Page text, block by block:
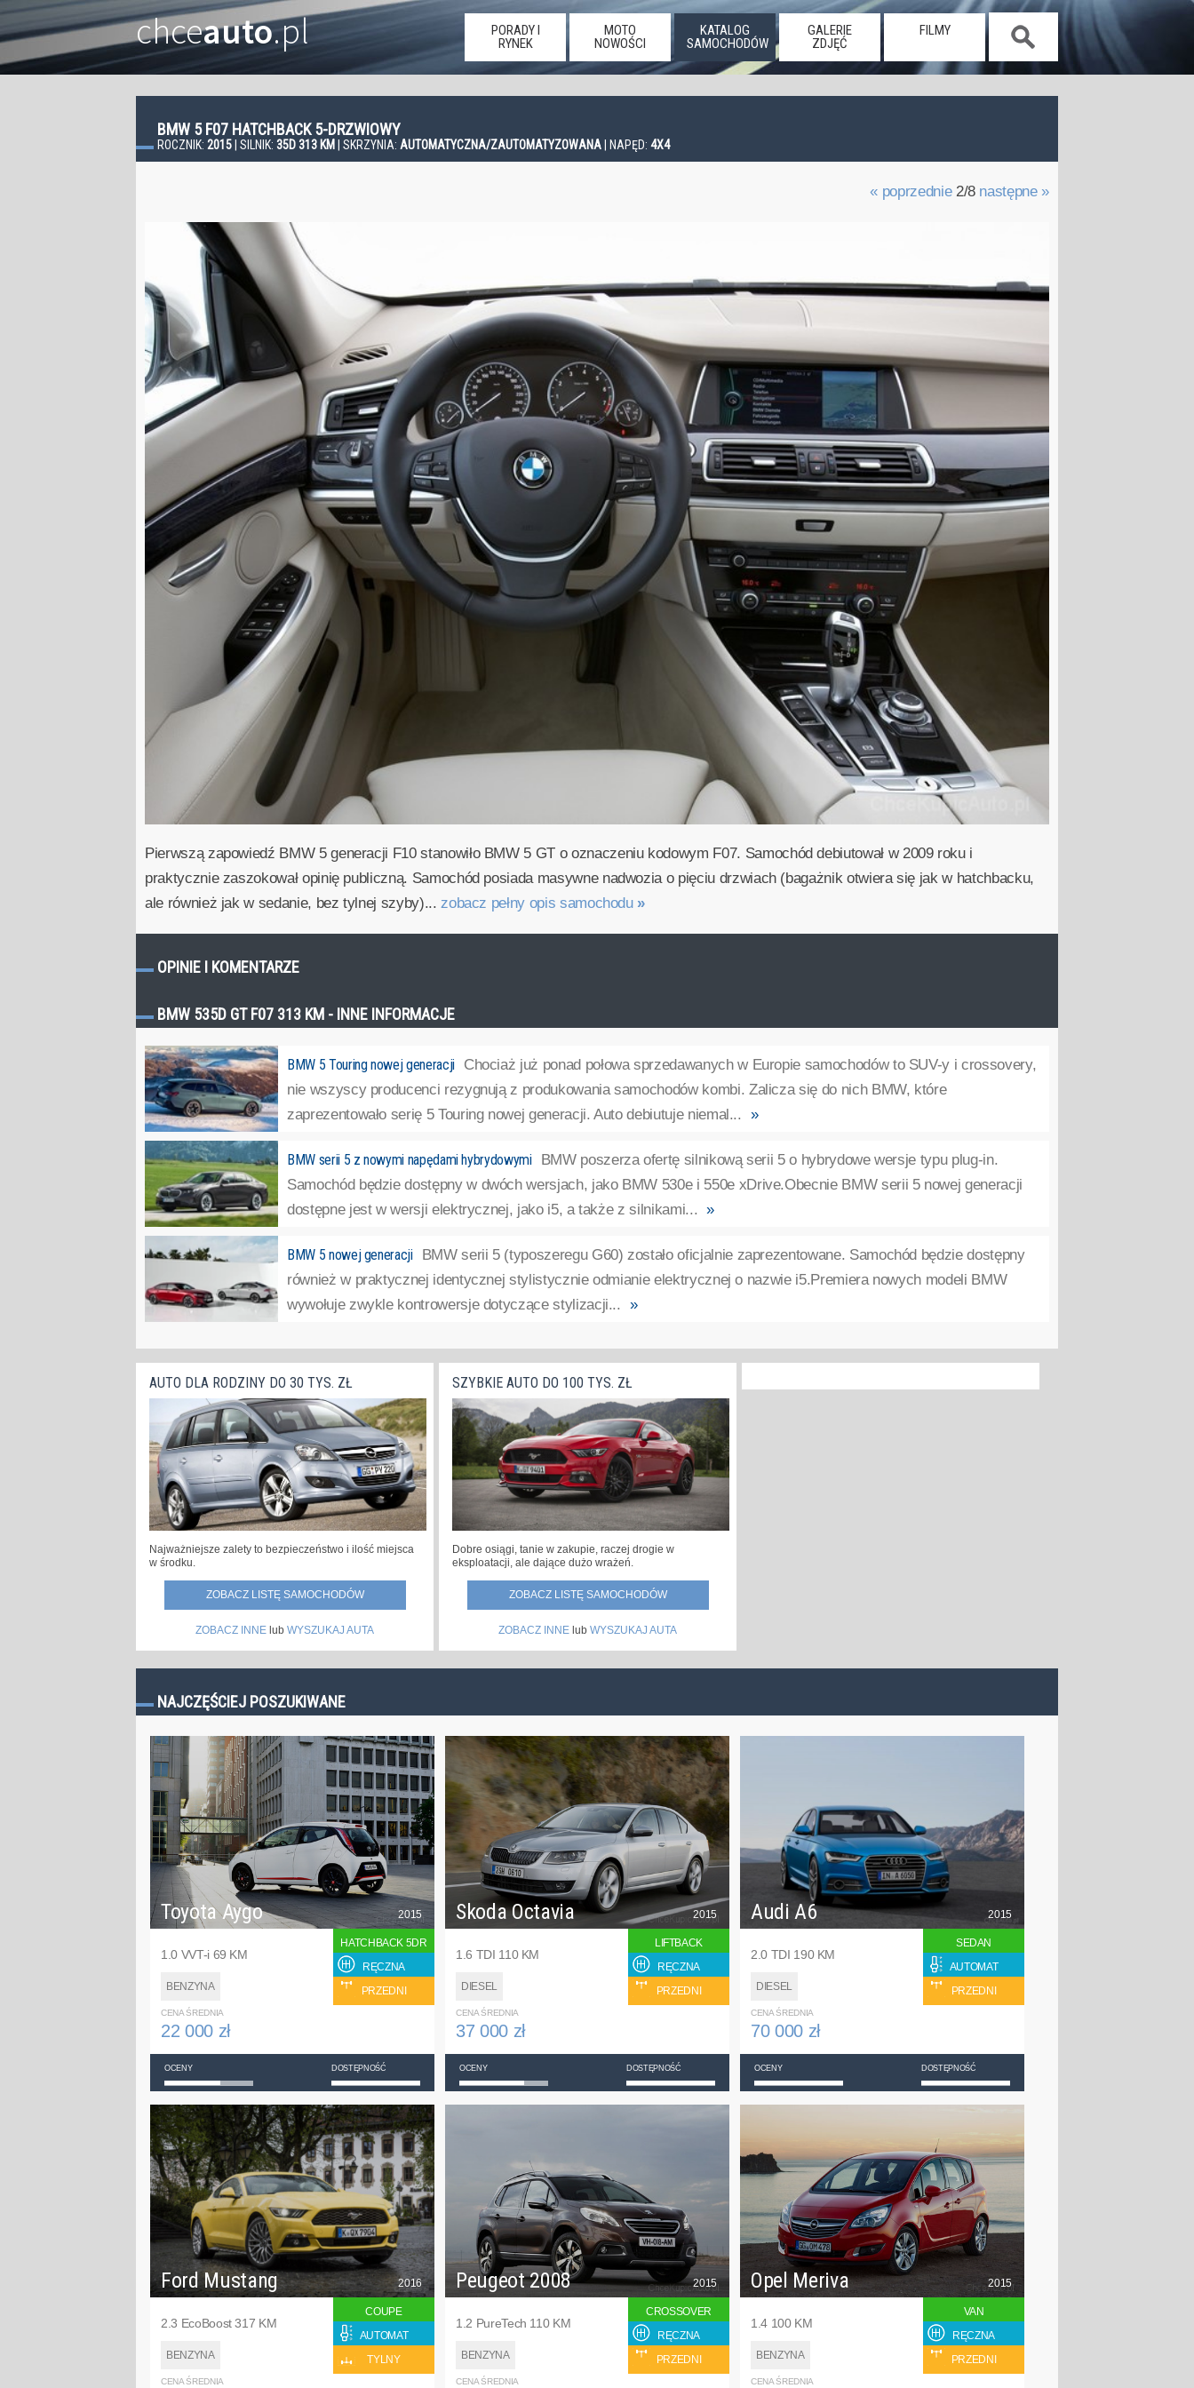
chceauto.pl
PORADY I
RYNEK
MOTO
NOWOŚCI
KATALOG
SAMOCHODÓW
GALERIE
ZDJĘĆ
FILMY
BMW 5 F07 HATCHBACK 5-DRZWIOWY
ROCZNIK: 2015 | SILNIK: 35D 313 KM | SKRZYNIA: AUTOMATYCZNA/ZAUTOMATYZOWANA | NAPĘD: 4X4
« poprzednie2/8 następne »
Pierwszą zapowiedź BMW 5 generacji F10 stanowiło BMW 5 GT o oznaczeniu kodowym F07. Samochód debiutował w 2009 roku i
praktycznie zaszokował opinię publiczną. Samochód posiada masywne nadwozia o pięciu drzwiach (bagażnik otwiera się jak w hatchbacku,
ale również jak w sedanie, bez tylnej szyby)...zobacz pełny opis samochodu »
OPINIE I KOMENTARZE
BMW 535D GT F07 313 KM - INNE INFORMACJE
BMW 5 Touring nowej generacji Chociaż już ponad połowa sprzedawanych w Europie samochodów to SUV-y i crossovery,
nie wszyscy producenci rezygnują z produkowania samochodów kombi. Zalicza się do nich BMW, które
zaprezentowało serię 5 Touring nowej generacji. Auto debiutuje niemal... »
BMW serii 5 z nowymi napędami hybrydowymi
BMW poszerza ofertę silnikową serii 5 o hybrydowe wersje typu plug-in.
Samochód będzie dostępny w dwóch wersjach, jako BMW 530e i 550e xDrive.Obecnie BMW serii 5 nowej generacji
dostępne jest w wersji elektrycznej, jako i5, a także z silnikami... »
BMW 5 nowej generacji
BMW serii 5 (typoszeregu G60) zostało oficjalnie zaprezentowane. Samochód będzie dostępny
również w praktycznej identycznej stylistycznie odmianie elektrycznej o nazwie i5.Premiera nowych modeli BMW
wywołuje zwykle kontrowersje dotyczące stylizacji... »
AUTO DLA RODZINY DO 30 TYS. ZŁ
Najważniejsze zalety to bezpieczeństwo i ilość miejsca
w środku.
ZOBACZ LISTĘ SAMOCHODÓW
ZOBACZ INNE lub WYSZUKAJ AUTA
SZYBKIE AUTO DO 100 TYS. ZŁ
Dobre osiągi, tanie w zakupie, raczej drogie w
eksploatacji, ale dające dużo wrażeń.
ZOBACZ LISTĘ SAMOCHODÓW
ZOBACZ INNE lub WYSZUKAJ AUTA
NAJCZĘŚCIEJ POSZUKIWANE
Toyota Aygo
1.0 VVT-i 69 KM
BENZYNA
2015
HATCHBACK 5DR
RĘCZNA
PRZEDNI
CENA ŚREDNIA
22 000 zł
OCENY DOSTĘPNOŚĆ
Skoda Octavia
1.6 TDI 110 KM
DIESEL
2015
LIFTBACK
RĘCZNA
PRZEDNI
CENA ŚREDNIA
37 000 zł
OCENY DOSTĘPNOŚĆ
Audi A6
2.0 TDI 190 KM
DIESEL
2015
SEDAN
AUTOMAT
PRZEDNI
CENA ŚREDNIA
70 000 zł
OCENY DOSTĘPNOŚĆ
Ford Mustang
2.3 EcoBoost 317 KM
BENZYNA
2016
COUPE
AUTOMAT
TYLNY
CENA ŚREDNIA
Peugeot 2008
1.2 PureTech 110 KM
BENZYNA
2015
CROSSOVER
RĘCZNA
PRZEDNI
CENA ŚREDNIA
Opel Meriva
1.4 100 KM
BENZYNA
2015
VAN
RĘCZNA
PRZEDNI
CENA ŚREDNIA